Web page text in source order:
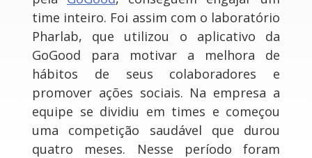
time inteiro. Foi assim com o laboratório
Pharlab, que utilizou o aplicativo da
GoGood para motivar a melhora de
hábitos de seus colaboradores e
promover ações sociais. Na empresa a
equipe se dividiu em times e começou
uma competição saudável que durou
quatro meses. Nesse período foram